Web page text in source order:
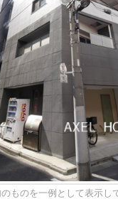
ものを一例として表示し